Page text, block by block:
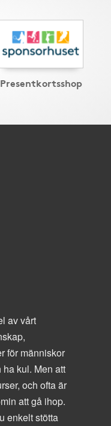
Presentkortsshop
av vårt
för människor
kul. Men att
och ofta är
att gå ihop.
enkelt stötta